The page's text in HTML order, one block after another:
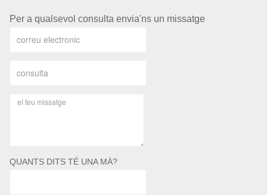
Per a qualsevol consulta envia'ns un missatge
QUANTS DITS TÉ UNA MÀ?